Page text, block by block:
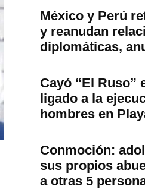
México y Perú
y reanudan
diplomáticas,
Cayó “El Ruso”
ligado a la
hombres en
Conmoción:
sus propios
a otras 5